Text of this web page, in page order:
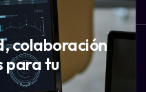
colaboración
para tu